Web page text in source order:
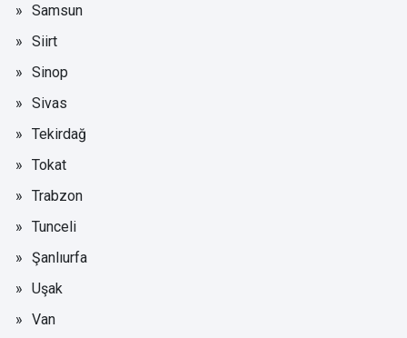
Samsun
Siirt
Sinop
Sivas
Tekirdağ
Tokat
Trabzon
Tunceli
Şanlıurfa
Uşak
Van